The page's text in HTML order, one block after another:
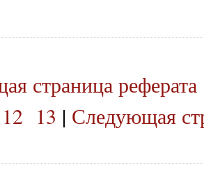
страница реферата
12 13 | Следующая